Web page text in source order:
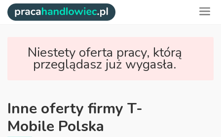
Niestety oferta pracy, którą
przeglądasz już wygasła.
Inne oferty firmy T-
Mobile Polska